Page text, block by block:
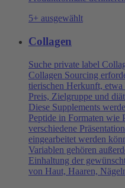
5+ ausgewählt
Collagen
Suche private label
Collagen Sourcing
tierischen Herkunft,
Preis, Zielgruppe und
Diese Supplements
Peptide in Formaten wie
verschiedene
eingearbeitet werden
Variablen gehören
Einhaltung der
von Haut, Haaren,